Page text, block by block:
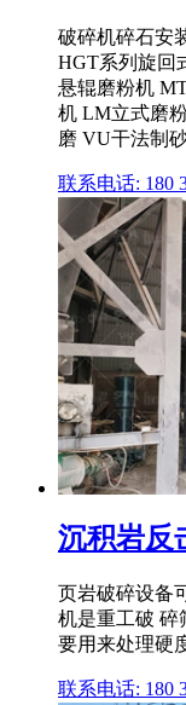
破碎机碎石安
HGT系列旋回
悬辊磨粉机
机 LM立式磨
磨 VU干法制
联系电话: 180
沉积岩反
页岩破碎设备
机是重工破 碎
要用来处理硬
联系电话: 180